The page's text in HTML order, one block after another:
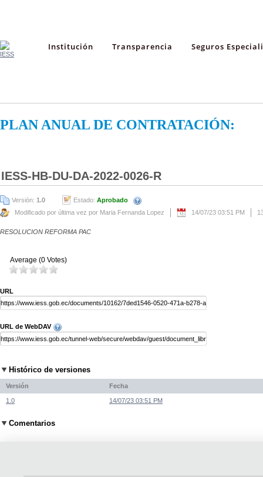
Institución Transparencia Seguros
PLAN ANUAL DE CONTRATACIÓN:
IESS-HB-DU-DA-2022-0026-R
Versión: 1.0 Estado: Aprobado
Modificado por última vez por Maria Fernanda Lopez
14/07/23 03:51 PM
RESOLUCION REFORMA PAC
Average (0 Votes)
URL
URL de WebDAV
Histórico de versiones
Versión Fecha
1.0 14/07/23 03:51 PM
Comentarios